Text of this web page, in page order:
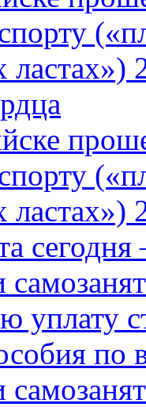
ластах»)
уплату
по